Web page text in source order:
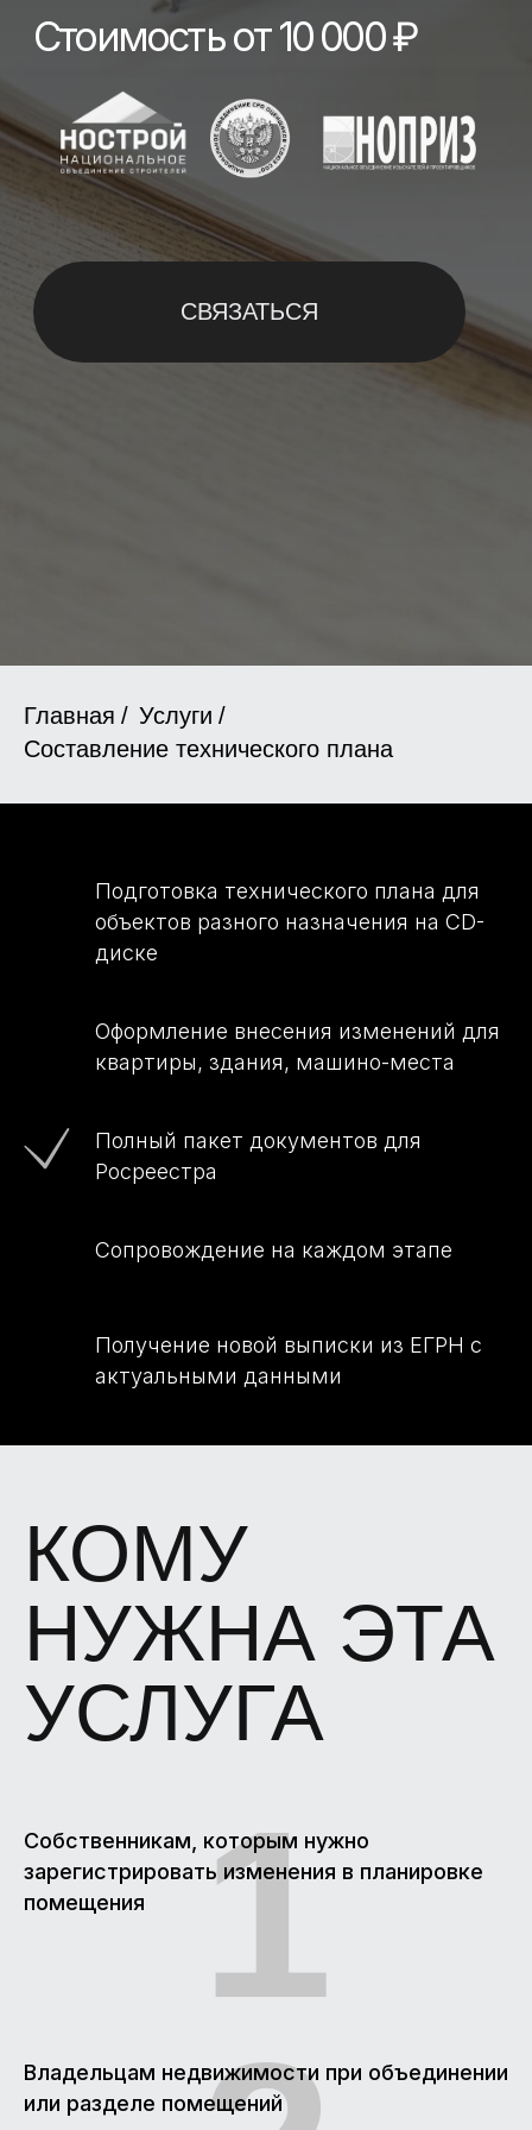
Главная / Услуги /
Составление технического плана
Подготовка технического плана для
объектов разного назначения на CD-
диске
Оформление внесения изменений для
квартиры, здания, машино-места
Полный пакет документов для
Росреестра
Сопровождение на каждом этапе
Получение новой выписки из ЕГРН с
актуальными данными
КОМУ
НУЖНА ЭТА
УСЛУГА
Собственникам, которым нужно
зарегистрировать изменения в планировке
помещения
1
Владельцам недвижимости при объединении
или разделе помещений
ЧТО ВХОДИТ В
СТОИМОСТЬ
ТЕХНИЧЕСКОГО
ПЛАНА
КВАРТИРЫ?